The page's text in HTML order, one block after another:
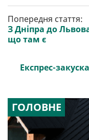
Попередня стаття:
З Дніпра до
що там є
Експрес-
ГОЛОВНЕ